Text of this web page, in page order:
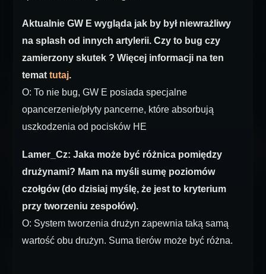
Aktualnie GW E wygląda jak by był niewrażliwy
na splash od innych artylerii. Czy to bug czy
zamierzony skutek ? Więcej informacji na ten
temat tutaj.
O: To nie bug, GW E posiada specjalne
opancerzenie/płyty pancerne, które absorbują
uszkodzenia od pocisków HE
Lamer_Cz: Jaka może być różnica pomiędzy
drużynami? Mam na myśli sumę poziomów
czołgów (do dzisiaj myślę, że jest to kryterium
przy tworzeniu zespołów).
O: System tworzenia drużyn zapewnia taką samą
wartość obu drużyn. Suma tierów może być różna.